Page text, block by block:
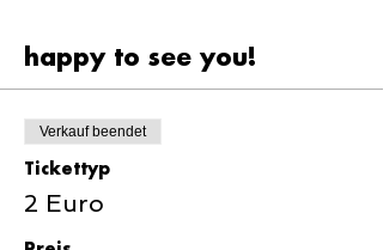
happy to see you!
Verkauf beendet
Tickettyp
2 Euro